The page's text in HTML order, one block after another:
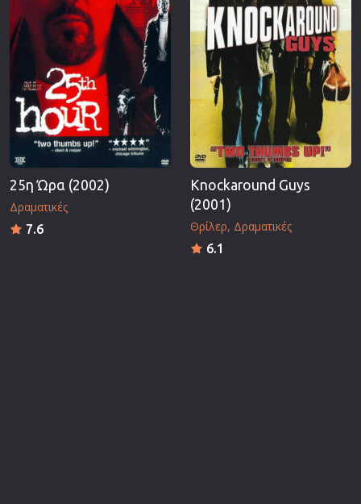
25η Ώρα (2002)
Δραματικές
7.6
Knockaround Guys
(2001)
Θρίλερ Δραματικές
6.1